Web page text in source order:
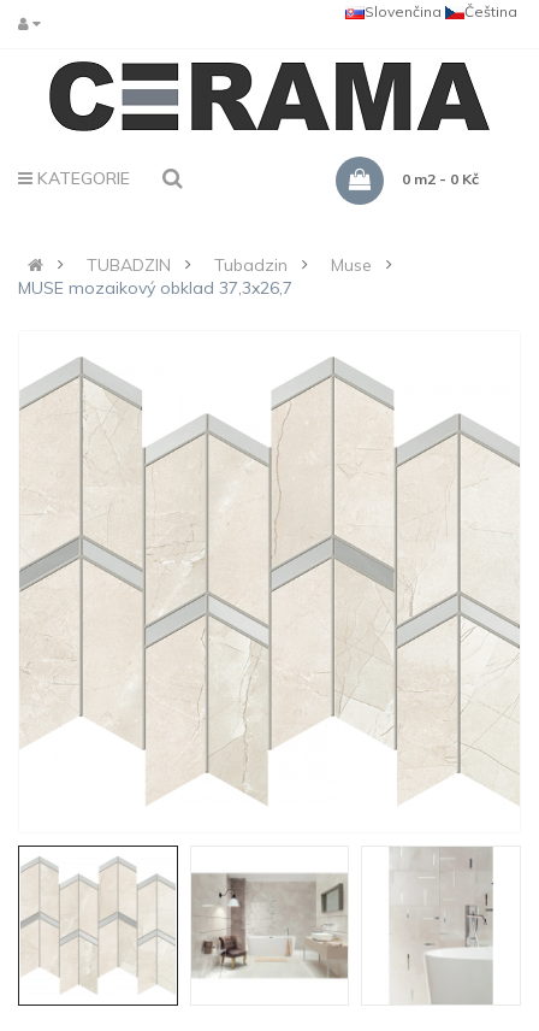
Čeština
Slovenčina
KATEGORIE 0 m2 - 0 Kč
TUBADZIN Tubadzin
Muse
MUSE mozaikový obklad 37,3x26,7